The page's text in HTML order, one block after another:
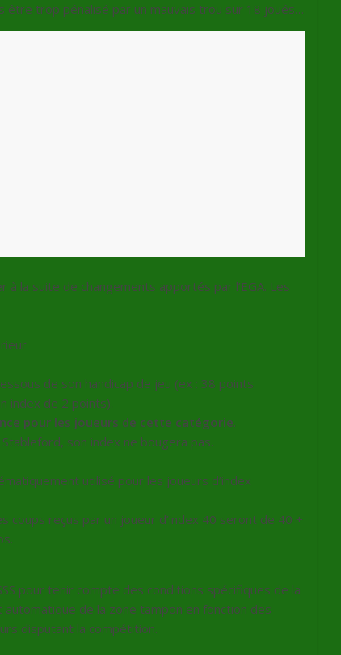
trop pénalisé par un mauvais trou sur 18 joués…
la suite de changements apportés par l’EGA. Les
de son handicap de jeu (ex : 38 points
index de 2 points).
pour les joueurs de cette catégorie.
son index ne bougera pas.
utilisé pour les joueurs d’index
coups reçus par un joueur d’index 40 seront de 40 +
pour tenir compte des conditions spécifiques de la
de la zone tampon en fonction des
disputant la compétition.